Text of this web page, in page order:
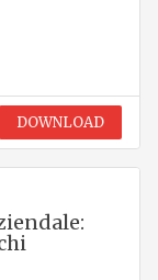
DOWNLOAD